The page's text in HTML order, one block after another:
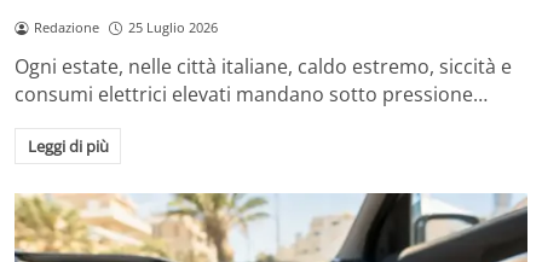
Redazione 25 Luglio 2026
Ogni estate, nelle città italiane, caldo estremo, siccità e
consumi elettrici elevati mandano sotto pressione…
Leggi di più